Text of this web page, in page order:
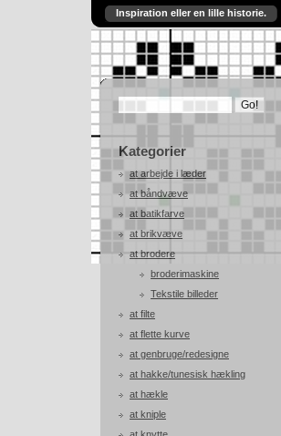
Inspiration eller en lille historie.
Kategorier
at arbejde i læder
at båndvæve
at batikfarve
at brikvæve
at brodere
broderimaskine
Tekstile billeder
at filte
at flette kurve
at genbruge/redesigne
at hakke/tunesisk hækling
at hækle
at kniple